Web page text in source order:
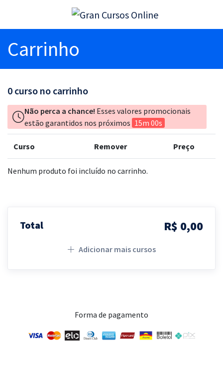
Carrinho
0 curso no carrinho
Não perca a chance! Esses valores promocionais
estão garantidos nos próximos 15m 00s
Curso Remover Preço
Nenhum produto foi incluído no carrinho.
Total R$ 0,00
Adicionar mais cursos
Forma de pagamento